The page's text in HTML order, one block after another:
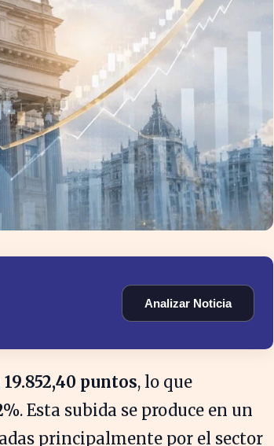
Analizar Noticia
19.852,40 puntos, lo que
. Esta subida se produce en un
principalmente por el sector